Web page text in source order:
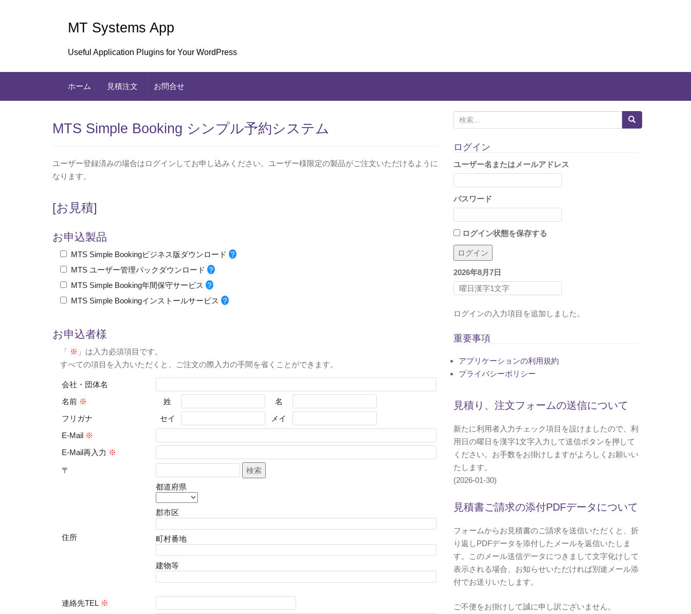
MT Systems App
Useful Application Plugins for Your WordPress
ホーム 見積注文 お問合せ
MTS Simple Booking シンプル予約システム
ユーザー登録済みの場合はログインしてお申し込みください。ユーザー様限定の製品がご注文いただけるように
なります。
[お見積]
お申込製品
MTS Simple Bookingビジネス版ダウンロード ？
MTS ユーザー管理パックダウンロード ？
MTS Simple Booking年間保守サービス ？
MTS Simple Bookingインストールサービス ？
お申込者様
「 ※ 」は入力必須項目です。
すべての項目を入力いただくと、ご注文の際入力の手間を省くことができます。
会社・団体名
名前 ※ 姓
名
フリガナ
セイ
メイ
E-Mail ※
E-Mail再入力 ※
〒 検索
住所
都道府県
郡市区
町村番地
建物等
連絡先TEL ※
検
索
:ログイン
ユーザー名またはメールアドレス
パスワード
ログイン状態を保存する
2026年8月7日
ログインの入力項目を追加しました。
重要事項
アプリケーションの利用規約
プライバシーポリシー
見積り、注文フォームの送信について
新たに利用者入力チェック項目を設けましたので、利
用日の曜日を漢字1文字入力して送信ボタンを押して
ください。お手数をお掛けしますがよろしくお願いい
たします。
(2026-01-30)
見積書ご請求の添付PDFデータについて
フォームからお見積書のご請求を送信いただくと、折
り返しPDFデータを添付したメールを返信いたしま
す。このメール送信データにつきまして文字化けして
表示される場合、お知らせいただければ別途メール添
付でお送りいたします。
ご不便をお掛けして誠に申し訳ございません。